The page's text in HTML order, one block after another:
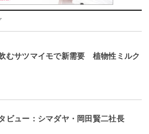
むサツマイモで新需要 植物性ミルク
ビュー：シマダヤ・岡田賢二社長